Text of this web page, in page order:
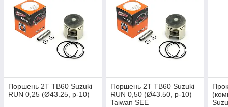
Поршень 2T TB60 Suzuki
RUN 0,25 (Ø43.25, p-10)
Поршень 2T TB60 Suzuki
RUN 0,50 (Ø43.50, p-10)
Taiwan SEE